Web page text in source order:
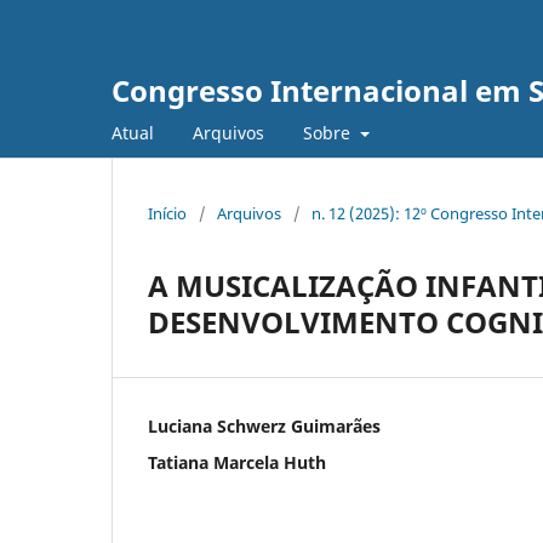
Congresso Internacional em
Atual Arquivos Sobre
Início / Arquivos / n. 12 (2025): 12º Congresso
A MUSICALIZAÇÃO
DESENVOLVIMENTO
Luciana Schwerz Guimarães
Tatiana Marcela Huth